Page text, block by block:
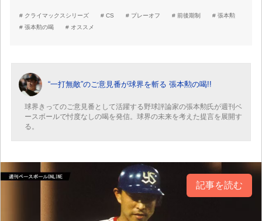
クライマックスシリーズ CS プレーオフ 前後期制
張本勲
張本勲の喝
オススメ
“一打無敵”のご意見番が球界を斬る 張本勲の喝!!
球界きってのご意見番として活躍する野球評論家の張本勲氏が週刊ベ
ースボールで忖度なしの喝を発信。球界の未来を考えた提言を展開す
る。
記事を読む